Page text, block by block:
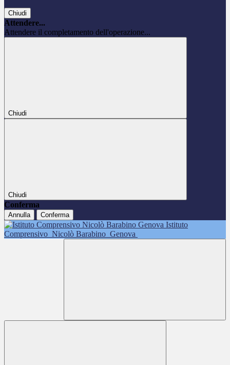
Chiudi
Attendere...
Attendere il completamento dell'operazione...
Chiudi
Chiudi
Conferma
Annulla Conferma
Istituto
Comprensivo Nicolò Barabino Genova